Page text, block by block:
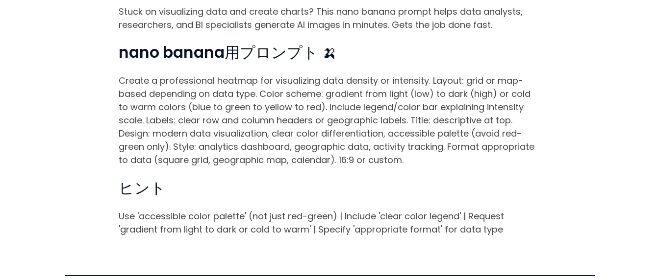
Stuck on visualizing data and create charts? This nano banana prompt helps data analysts,
researchers, and BI specialists generate AI images in minutes. Gets the job done fast.
nano banana用プロンプト 🍌
Create a professional heatmap for visualizing data density or intensity. Layout: grid or map-
based depending on data type. Color scheme: gradient from light (low) to dark (high) or cold
to warm colors (blue to green to yellow to red). Include legend/color bar explaining intensity
scale. Labels: clear row and column headers or geographic labels. Title: descriptive at top.
Design: modern data visualization, clear color differentiation, accessible palette (avoid red-
green only). Style: analytics dashboard, geographic data, activity tracking. Format appropriate
to data (square grid, geographic map, calendar). 16:9 or custom.
ヒント
Use 'accessible color palette' (not just red-green) | Include 'clear color legend' | Request
'gradient from light to dark or cold to warm' | Specify 'appropriate format' for data type